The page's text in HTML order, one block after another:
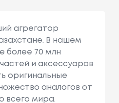
агрегатор
В нашем
более 70 млн
и аксессуаров
оригинальные
аналогов от
всего мира.